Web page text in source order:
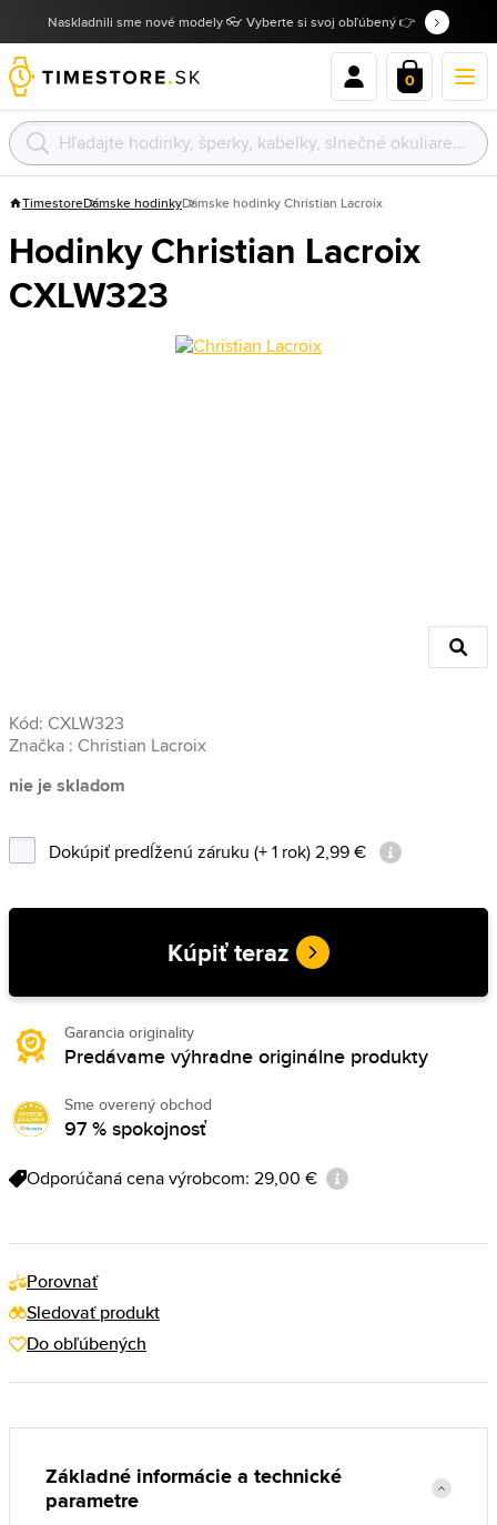
Naskladnili sme nové modely 👓 Vyberte si svoj obľúbený 👉
0
TimestoreDámske hodinkyDámske hodinky Christian Lacroix
Hodinky Christian Lacroix
CXLW323
Kód: CXLW323
Značka : Christian Lacroix
nie je skladom
Dokúpiť predĺženú záruku (+ 1 rok) 2,99 €
Kúpiť teraz
Garancia originality
Predávame výhradne originálne produkty
Sme overený obchod
97 % spokojnosť
Odporúčaná cena výrobcom: 29,00 €
Porovnať
Sledovať produkt
Do obľúbených
Základné informácie a technické
parametre